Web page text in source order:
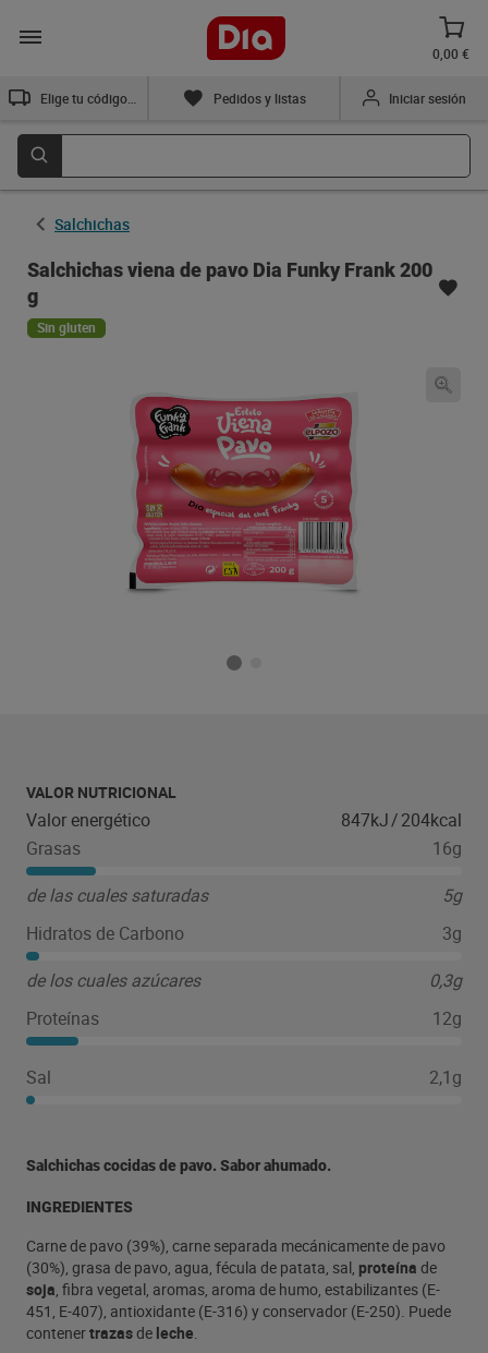
0,00 €
Pedidos y listas Iniciar sesión
Salchichas
Salchichas viena de pavo Dia Funky Frank 200
g
Sin gluten
VALOR NUTRICIONAL
Valor energético 847kJ/204kcal
Grasas
16g
de las cuales saturadas
5g
Hidratos de Carbono
3g
de los cuales azúcares
0,3g
Proteínas
12g
Sal 2,1g
Salchichas cocidas de pavo. Sabor ahumado.
INGREDIENTES
Carne de pavo (39%), carne separada mecánicamente de pavo
(30%), grasa de pavo, agua, fécula de patata, sal, proteína de
soja, fibra vegetal, aromas, aroma de humo, estabilizantes (E-
451, E-407), antioxidante (E-316) y conservador (E-250). Puede
contenertrazasde leche.